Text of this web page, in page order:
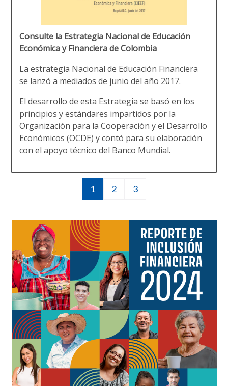
Consulte la Estrategia Nacional de Educación
Económica y Financiera de Colombia
La estrategia Nacional de Educación Financiera
se lanzó a mediados de junio del año 2017.
El desarrollo de esta Estrategia se basó en los
principios y estándares impartidos por la
Organización para la Cooperación y el Desarrollo
Económicos (OCDE) y contó para su elaboración
con el apoyo técnico del Banco Mundial.
Página
actual
1 Página
2 Página
3